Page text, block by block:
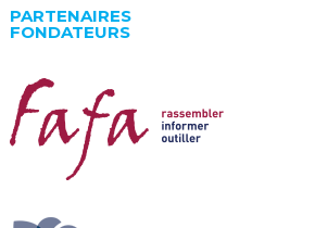
PARTENAIRES
FONDATEURS